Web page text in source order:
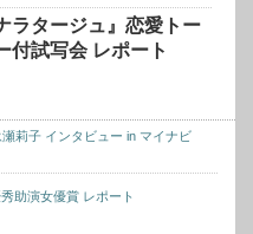
ラタージュ』恋愛トー
付試写会 レポート
莉子 インタビュー in マイナビ
助演女優賞 レポート